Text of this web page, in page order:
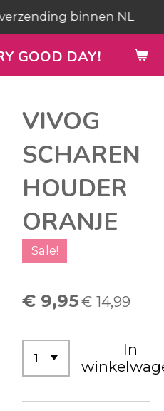
GOOD DAY!
binnen NL
VIVOG
SCHAREN
HOUDER
ORANJE
Sale!
€ 9,95€ 14,99
In